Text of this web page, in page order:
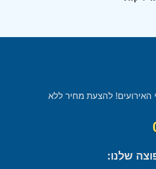
להצעת מחיר ללא
שלנו: